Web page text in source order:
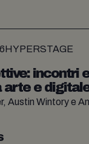
HYPERSTAGE
incontri
arte e
Austin Wintory e